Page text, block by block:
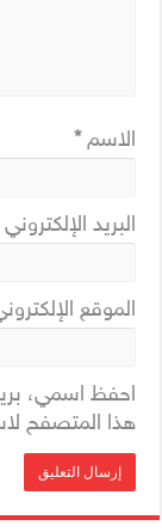
الاسم*
البريد
الموقع
احفظ اسمي،
هذا المتصفح